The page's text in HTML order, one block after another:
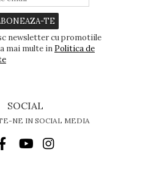
newsletter cu promotiile
mai multe in Politica de
SOCIAL
NE IN SOCIAL MEDIA